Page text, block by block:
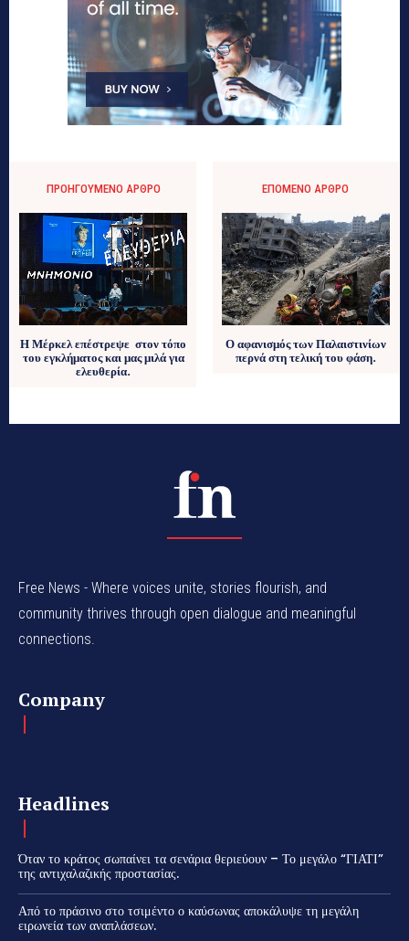
ΠΡΟΗΓΟΎΜΕΝΟ ΆΡΘΡΟ
Η Μέρκελ επέστρεψε στον τόπο
του εγκλήματος και μας μιλά για
ελευθερία.
ΕΠΌΜΕΝΟ ΆΡΘΡΟ
Ο αφανισμός των Παλαιστινίων
περνά στη τελική του φάση.
Free News - Where voices unite, stories flourish, and
community thrives through open dialogue and meaningful
connections.
Company
Headlines
Όταν το κράτος σωπαίνει τα σενάρια θεριεύουν – Το μεγάλο “ΓΙΑΤΙ”
της αντιχαλαζικής προστασίας.
Από το πράσινο στο τσιμέντο ο καύσωνας αποκάλυψε τη μεγάλη
ειρωνεία των αναπλάσεων.